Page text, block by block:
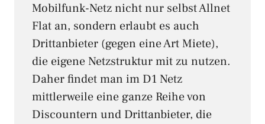
Mobilfunk-Netz nicht nur selbst Allnet
Flat an, sondern erlaubt es auch
Drittanbieter (gegen eine Art Miete),
die eigene Netzstruktur mit zu nutzen.
Daher findet man im D1 Netz
mittlerweile eine ganze Reihe von
Discountern und Drittanbieter, die